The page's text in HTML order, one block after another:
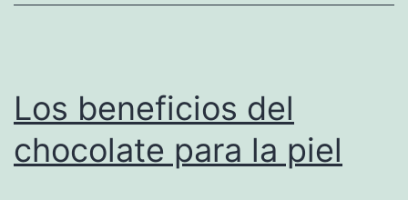
Los beneficios del
chocolate para la piel